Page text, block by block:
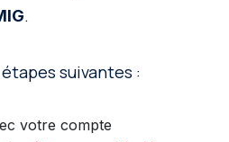
.
suivantes :
votre compte